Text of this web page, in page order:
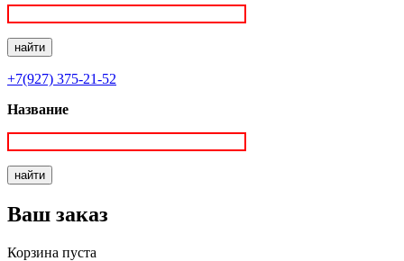
+7(927) 375-21-52
Название
Ваш заказ
Корзина пуста